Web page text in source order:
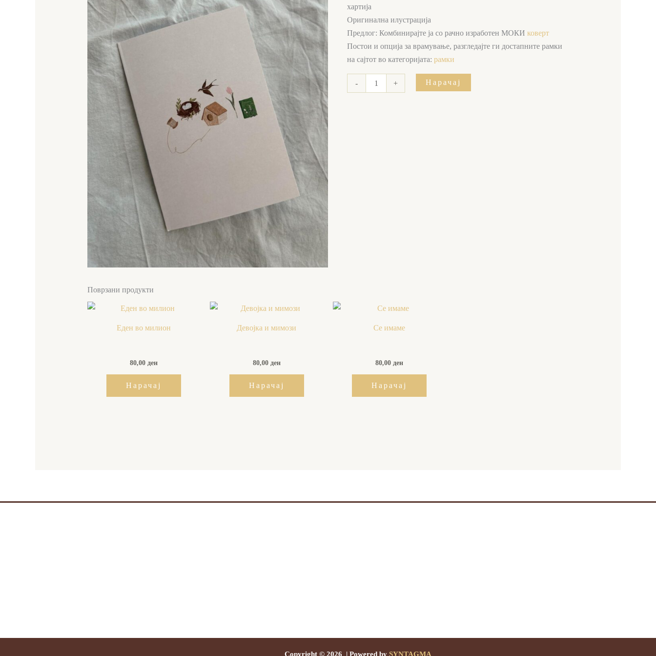
хартија
Оригинална илустрација
Предлог: Комбинирајте ја со рачно изработен МОКИковерт
Постои и опција за врамување, разгледајте ги достапните рамки
на сајтот во категоријата:рамки
- + Нарачај
Поврзани продукти
Еден во милион
80,00 ден
Нарачај
Девојка и мимози
80,00 ден
Нарачај
Се имаме
80,00 ден
Нарачај
Copyright © 2026 | Powered bySYNTAGMA